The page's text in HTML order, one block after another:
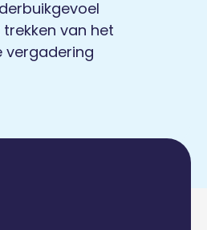
van het
vergadering